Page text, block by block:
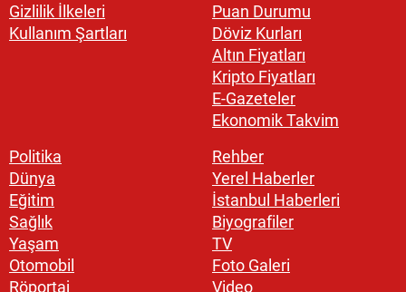
Gizlilik İlkeleri
Kullanım Şartları
Puan Durumu
Döviz Kurları
Altın Fiyatları
Kripto Fiyatları
E-Gazeteler
Ekonomik Takvim
Politika
Dünya
Eğitim
Sağlık
Yaşam
Otomobil
Röportaj
Rehber
Yerel Haberler
İstanbul Haberleri
Biyografiler
TV
Foto Galeri
Video